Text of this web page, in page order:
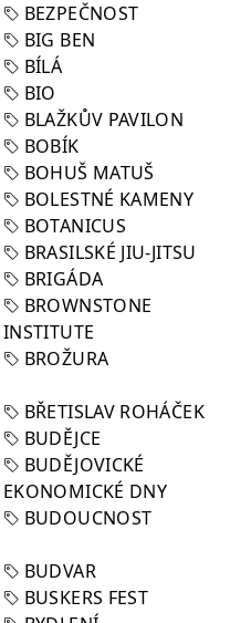
BEZPEČNOST
BIG BEN
BÍLÁ
BIO
BLAŽKŮV PAVILON
BOBÍK
BOHUŠ MATUŠ
BOLESTNÉ KAMENY
BOTANICUS
BRASILSKÉ JIU-JITSU
BRIGÁDA
BROWNSTONE
INSTITUTE
BROŽURA
BŘETISLAV ROHÁČEK
BUDĚJCE
BUDĚJOVICKÉ
EKONOMICKÉ DNY
BUDOUCNOST
BUDVAR
BUSKERS FEST